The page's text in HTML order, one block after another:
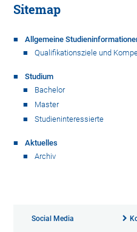
Sitemap
Allgemeine
Qualifikationsziele und
Studium
Bachelor
Master
Studieninteressierte
Aktuelles
Archiv
Social Media